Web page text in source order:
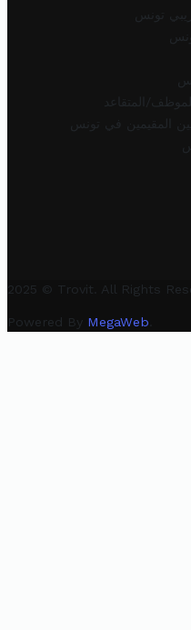
تونس
المتقاعد
المقيمين في تونس
2025 © Trovit. All Rights
Powered By MegaWeb